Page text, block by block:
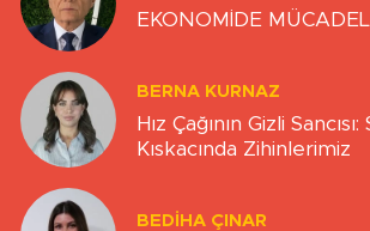
EKONOMİDE
BERNA KURNAZ
Hız Çağının Gizli Sancısı:
Kıskacında Zihinlerimiz
BEDIHA ÇINAR